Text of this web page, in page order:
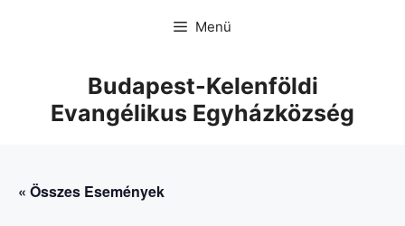
Menü
Budapest-Kelenföldi
Evangélikus Egyházközség
« Összes Események